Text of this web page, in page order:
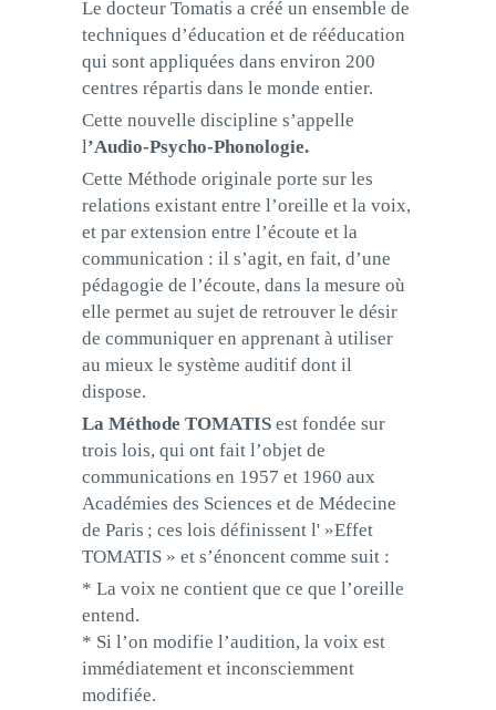
Le docteur Tomatis a créé un ensemble de
techniques d’éducation et de rééducation
qui sont appliquées dans environ 200
centres répartis dans le monde entier.
Cette nouvelle discipline s’appelle
l’Audio-Psycho-Phonologie.
Cette Méthode originale porte sur les
relations existant entre l’oreille et la voix,
et par extension entre l’écoute et la
communication : il s’agit, en fait, d’une
pédagogie de l’écoute, dans la mesure où
elle permet au sujet de retrouver le désir
de communiquer en apprenant à utiliser
au mieux le système auditif dont il
dispose.
La Méthode TOMATIS est fondée sur
trois lois, qui ont fait l’objet de
communications en 1957 et 1960 aux
Académies des Sciences et de Médecine
de Paris ; ces lois définissent l' »Effet
TOMATIS » et s’énoncent comme suit :
* La voix ne contient que ce que l’oreille
entend.
* Si l’on modifie l’audition, la voix est
immédiatement et inconsciemment
modifiée.